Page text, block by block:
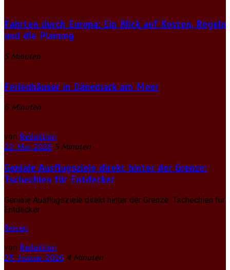
Fahrten durch Europa: Ein Blick auf Kosten, Regeln
und die Planung
5 Minuten
Ferienhäuser in Dänemark am Meer
6 Minuten
von Redaktion
22. Mai 2026 5 Minuten
Geniale Ausflugsziele direkt hinter der Grenze:
Tschechien für Entdecker
Geniale Ausflugsziele direkt hinter der Grenze: Tschechien für
Entdecker
Reisen
von Redaktion
23. Januar 2026 4 Minuten